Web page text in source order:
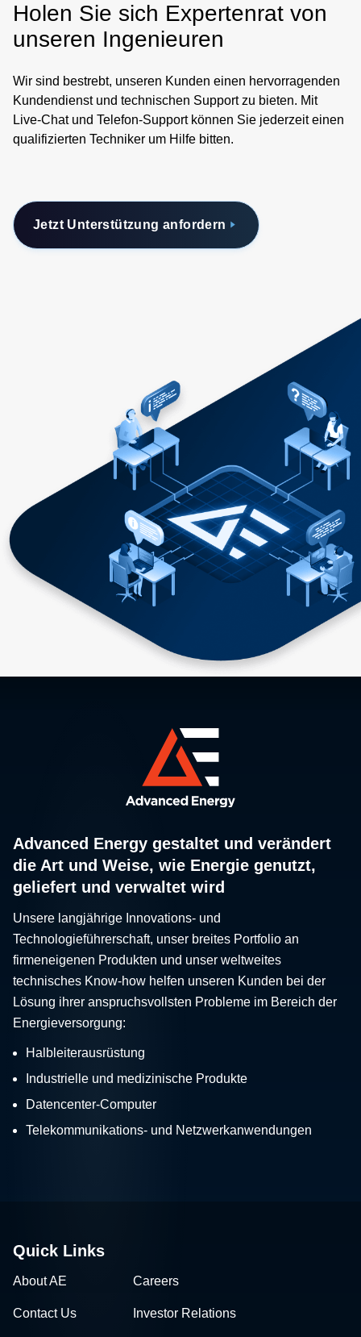
Holen Sie sich Expertenrat von
unseren Ingenieuren
Wir sind bestrebt, unseren Kunden einen hervorragenden
Kundendienst und technischen Support zu bieten. Mit
Live-Chat und Telefon-Support können Sie jederzeit einen
qualifizierten Techniker um Hilfe bitten.
Jetzt Unterstützung anfordern
Advanced Energy gestaltet und verändert
die Art und Weise, wie Energie genutzt,
geliefert und verwaltet wird
Unsere langjährige Innovations- und
Technologieführerschaft, unser breites Portfolio an
firmeneigenen Produkten und unser weltweites
technisches Know-how helfen unseren Kunden bei der
Lösung ihrer anspruchsvollsten Probleme im Bereich der
Energieversorgung:
Halbleiterausrüstung
Industrielle und medizinische Produkte
Datencenter-Computer
Telekommunikations- und Netzwerkanwendungen
Quick Links
About AE Careers
Contact Us Investor Relations